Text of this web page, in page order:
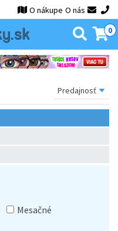
O nákupe O nás
0
Mesačné